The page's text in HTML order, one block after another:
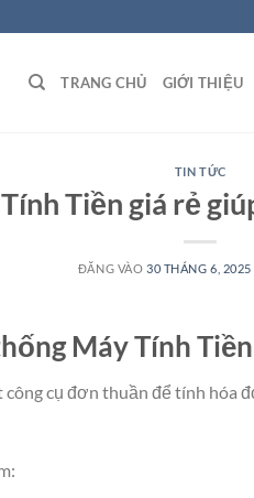
TRANG CHỦ GIỚI THIỆU
TIN TỨC
Tiền giá rẻ
ĐĂNG VÀO 30 THÁNG 6, 2025
Máy Tính
công cụ đơn thuần để tính hóa